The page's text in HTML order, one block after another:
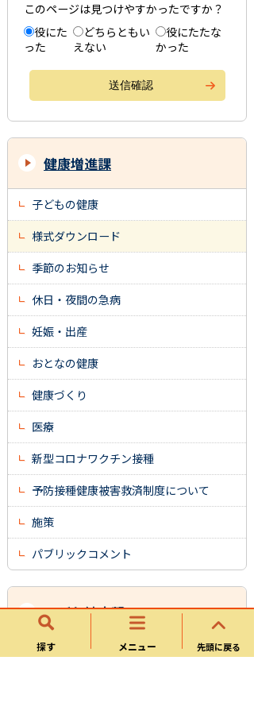
探す メニュー
このページは見つけやすかったですか？
役にた
った
どちらともい
えない
役にたたな
かった
先頭に戻る
健康増進課
子どもの健康
様式ダウンロード
季節のお知らせ
休日・夜間の急病
妊娠・出産
おとなの健康
健康づくり
医療
新型コロナワクチン接種
予防接種健康被害救済制度について
施策
パブリックコメント
こども健康部
子育て支援課